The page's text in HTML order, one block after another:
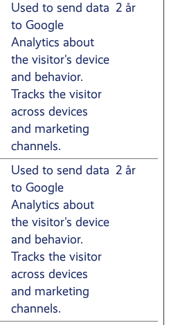
Used to send data
to Google
Analytics about
the visitor's device
and behavior.
Tracks the visitor
across devices
and marketing
channels.
2 år
Used to send data
to Google
Analytics about
the visitor's device
and behavior.
Tracks the visitor
across devices
and marketing
channels.
2 år